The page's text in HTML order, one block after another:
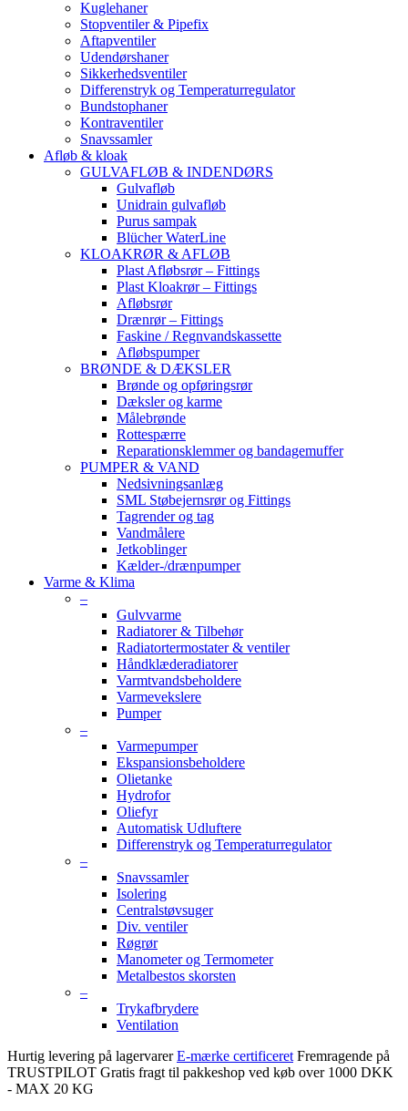
Kuglehaner
Stopventiler & Pipefix
Aftapventiler
Udendørshaner
Sikkerhedsventiler
Differenstryk og Temperaturregulator
Bundstophaner
Kontraventiler
Snavssamler
Afløb & kloak
GULVAFLØB & INDENDØRS
Gulvafløb
Unidrain gulvafløb
Purus sampak
Blücher WaterLine
KLOAKRØR & AFLØB
Plast Afløbsrør – Fittings
Plast Kloakrør – Fittings
Afløbsrør
Drænrør – Fittings
Faskine / Regnvandskassette
Afløbspumper
BRØNDE & DÆKSLER
Brønde og opføringsrør
Dæksler og karme
Målebrønde
Rottespærre
Reparationsklemmer og bandagemuffer
PUMPER & VAND
Nedsivningsanlæg
SML Støbejernsrør og Fittings
Tagrender og tag
Vandmålere
Jetkoblinger
Kælder-/drænpumper
Varme & Klima
–
Gulvvarme
Radiatorer & Tilbehør
Radiatortermostater & ventiler
Håndklæderadiatorer
Varmtvandsbeholdere
Varmevekslere
Pumper
–
Varmepumper
Ekspansionsbeholdere
Olietanke
Hydrofor
Oliefyr
Automatisk Udluftere
Differenstryk og Temperaturregulator
–
Snavssamler
Isolering
Centralstøvsuger
Div. ventiler
Røgrør
Manometer og Termometer
Metalbestos skorsten
–
Trykafbrydere
Ventilation
Hurtig levering på lagervarer E-mærke certificeret Fremragende på
TRUSTPILOT Gratis fragt til pakkeshop ved køb over 1000 DKK
- MAX 20 KG